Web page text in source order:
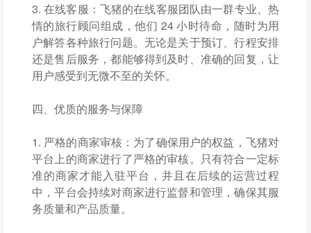
3. 在线客服：飞猪的在线客服团队由一群专业、热
情的旅行顾问组成，他们 24 小时待命，随时为用
户解答各种旅行问题。无论是关于预订、行程安排
还是售后服务，都能够得到及时、准确的回复，让
用户感受到无微不至的关怀。
四、优质的服务与保障
1. 严格的商家审核：为了确保用户的权益，飞猪对
平台上的商家进行了严格的审核。只有符合一定标
准的商家才能入驻平台，并且在后续的运营过程
中，平台会持续对商家进行监督和管理，确保其服
务质量和产品质量。